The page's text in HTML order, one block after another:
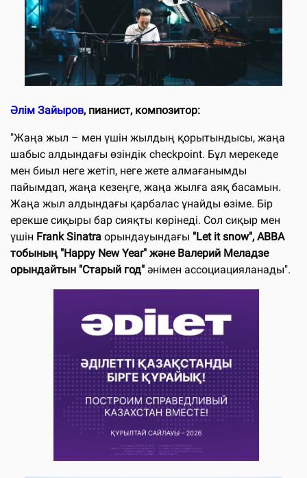
Әлім Зайыров, пианист, композитор:
"Жаңа жыл – мен үшін жылдың қорытындысы, жаңа
шабыс алдындағы өзіндік checkpoint. Бұл мерекеде
мен биыл неге жетіп, неге жете алмағанымды
пайымдап, жаңа кезеңге, жаңа жылға аяқ басамын.
Жаңа жыл алдындағы қарбалас ұнайды өзіме. Бір
ерекше сиқыры бар сияқты көрінеді. Сол сиқыр мен
үшін Frank Sinatra орындауындағы "Let it snow", ABBA
тобының "Happy New Year" және Валерий Меладзе
орындайтын "Старый год" әнімен ассоциацияланады".